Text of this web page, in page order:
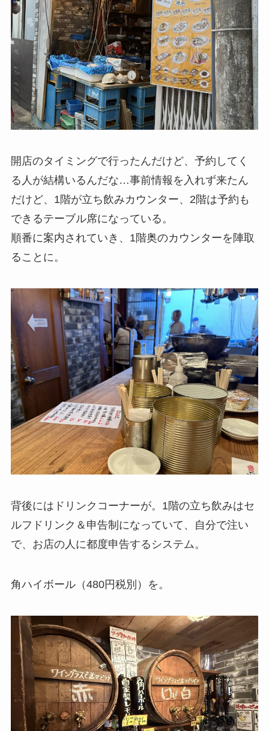
開店のタイミングで行ったんだけど、予約してく
る人が結構いるんだな…事前情報を入れず来たん
だけど、1階が立ち飲みカウンター、2階は予約も
できるテーブル席になっている。
順番に案内されていき、1階奥のカウンターを陣取
ることに。
背後にはドリンクコーナーが。1階の立ち飲みはセ
ルフドリンク＆申告制になっていて、自分で注い
で、お店の人に都度申告するシステム。
角ハイボール（480円税別）を。